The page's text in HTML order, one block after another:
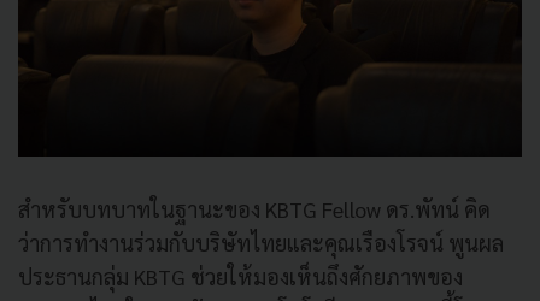
สำหรับบทบาทในฐานะของ KBTG Fellow ดร.พัทน์ คิด
ว่าการทำงานร่วมกับบริษัทไทยและคุณเรืองโรจน์ พูนผล
ประธานกลุ่ม KBTG ช่วยให้มองเห็นถึงศักยภาพของ